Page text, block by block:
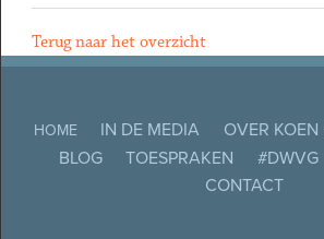
Terug naar het overzicht
HOME IN DE MEDIA OVER KOEN
BLOG
TOESPRAKEN #DWVG
CONTACT